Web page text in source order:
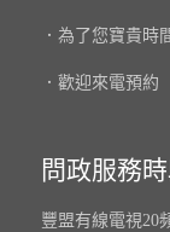
．為了您寶貴時
．歡迎來電預約
問政服務
豐盟有線電視20